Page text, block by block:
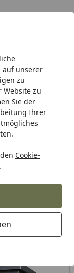
auf unserer
zu
zu
Sie der
Ihrer
Cookie-
Hotline
& Pool-
Metall
Metall